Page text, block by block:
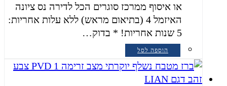
או איסוף ממרכז סוגרים הכל לדירה נס ציונה
האיזמל 4 (בתיאום מראש) ללא עלות אחריות:
5 שנות אחריות! * בדוק…
הוספה לסל